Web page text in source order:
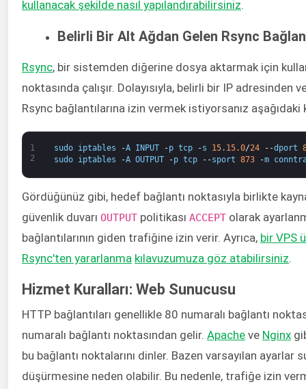
kullanacak şekilde nasıl yapılandırabilirsiniz
Belirli Bir Alt Ağdan Gelen Rsync
Rsync​, bir sistemden diğerine dosya aktarmak için
noktasında çalışır. Dolayısıyla, belirli bir IP
Rsync bağlantılarına izin vermek istiyorsanız aşağıdaki
1
2
sudo iptables -A INPUT -p tcp -s 15. 15.0/24 --dport
sudo
iptables -A OUTPUT -p tcp --sport 873 -m
Gördüğünüz gibi, hedef bağlantı noktasıyla birlikte
güvenlik duvarı ​ OUTPUT ​ politikası ​ ACCEPT olarak
bağlantılarının giden trafiğine izin verir. Ayrıca, ​bir VPS
Rsync'ten yararlanma kılavuzumuza göz atabilirsiniz
Hizmet Kuralları: Web Sunucusu
HTTP bağlantıları genellikle 80 numaralı bağlantı
numaralı bağlantı noktasından gelir. ​ Apache ​ ve ​ Nginx
bu bağlantı noktalarını dinler. Bazen varsayılan
düşürmesine neden olabilir. Bu nedenle, trafiğe izin